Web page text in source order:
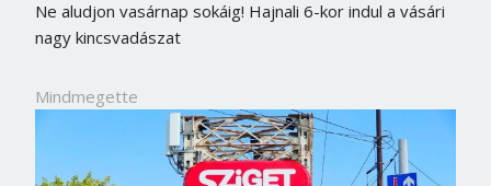
Ne aludjon vasárnap sokáig! Hajnali 6-kor indul a vásári
nagy kincsvadászat
Mindmegette